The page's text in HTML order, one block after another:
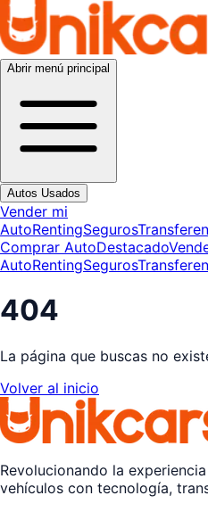
Abrir menú principal
Autos Usados
Vender mi
AutoRentingSeguros
Comprar AutoDestacado
AutoRentingSeguros
404
La página que buscas no
Volver al inicio
Revolucionando la
vehículos con tecnología,